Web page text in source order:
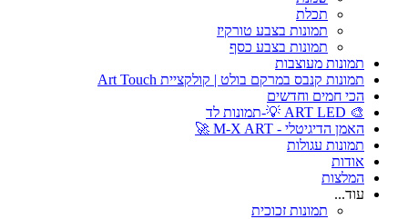
תכלת
תמונות בצבע טורקיז
תמונות בצבע כסף
תמונות מעוצבות
תמונות קנבס במרקם בולט | קולקציית Art Touch
הכי חמים וחדשים
🎨 ART LED 💡-תמונות לד
האמן הדיגיטלי - M-X ART 🚀
תמונות עגולות
אודות
המלצות
עוד...
תמונות זכוכית